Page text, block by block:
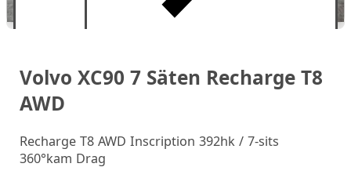
Volvo XC90 7 Säten Recharge T8
AWD
Recharge T8 AWD Inscription 392hk / 7-sits
360°kam Drag